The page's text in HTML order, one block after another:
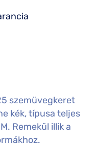
szemüvegkeret
kék, típusa teljes
Remekül illik a